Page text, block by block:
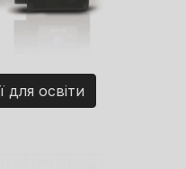
для освіти